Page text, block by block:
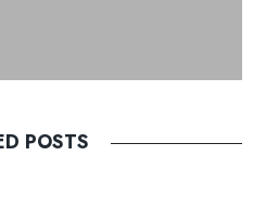
POSTS